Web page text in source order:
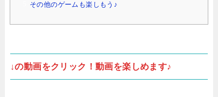
その他のゲームも楽しもう♪
↓の動画をクリック！動画を楽しめます♪